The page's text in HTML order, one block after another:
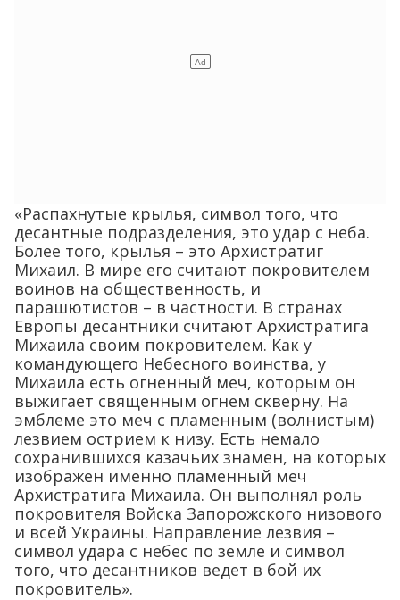
«Распахнутые крылья, символ того, что
десантные подразделения, это удар с неба.
Более того, крылья – это Архистратиг
Михаил. В мире его считают покровителем
воинов на общественность, и
парашютистов – в частности. В странах
Европы десантники считают Архистратига
Михаила своим покровителем. Как у
командующего Небесного воинства, у
Михаила есть огненный меч, которым он
выжигает священным огнем скверну. На
эмблеме это меч с пламенным (волнистым)
лезвием острием к низу. Есть немало
сохранившихся казачьих знамен, на которых
изображен именно пламенный меч
Архистратига Михаила. Он выполнял роль
покровителя Войска Запорожского низового
и всей Украины. Направление лезвия –
символ удара с небес по земле и символ
того, что десантников ведет в бой их
покровитель».